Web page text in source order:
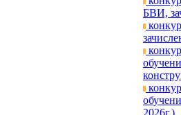
БВИ,
2026г.)